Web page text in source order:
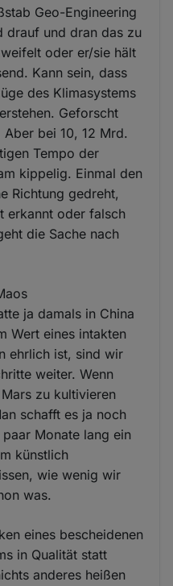
Geo-Engineering
drauf und dran das zu
oder er/sie hält
Kann sein, dass
des Klimasystems
Geforscht
bei 10, 12 Mrd.
Tempo der
kippelig. Einmal den
Richtung gedreht,
erkannt oder falsch
die Sache nach
ja damals in China
Wert eines intakten
ehrlich ist, sind wir
weiter. Wenn
zu kultivieren
schafft es ja noch
Monate lang ein
künstlich
wie wenig wir
was.
eines bescheidenen
in Qualität statt
anderes heißen